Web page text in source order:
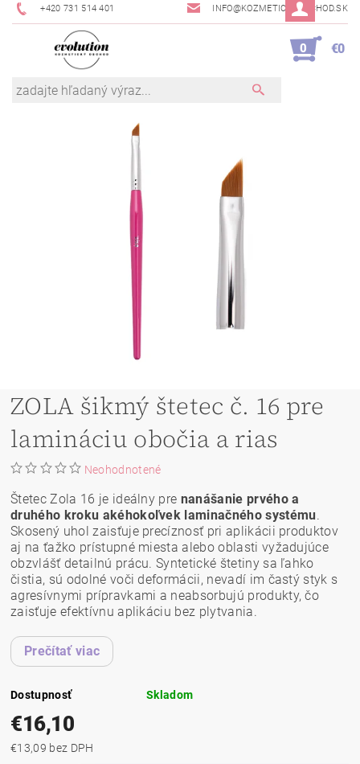
+420 731 514 401 INFO@KOZMETICKYOBCHOD.SK
0 €0
ZOLA šikmý štetec č. 16 pre
lamináciu obočia a rias
Neohodnotené
Štetec Zola 16 je ideálny pre nanášanie prvého a
druhého kroku akéhokoľvek laminačného systému.
Skosený uhol zaisťuje precíznosť pri aplikácii produktov
aj na ťažko prístupné miesta alebo oblasti vyžadujúce
obzvlášť detailnú prácu. Syntetické štetiny sa ľahko
čistia, sú odolné voči deformácii, nevadí im častý styk s
agresívnymi prípravkami a neabsorbujú produkty, čo
zaisťuje efektívnu aplikáciu bez plytvania.
Prečítať viac
Dostupnosť Skladom
€16,10
€13,09 bez DPH